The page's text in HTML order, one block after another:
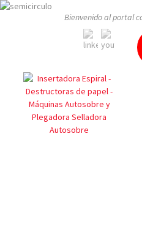
Bienvenido al portal